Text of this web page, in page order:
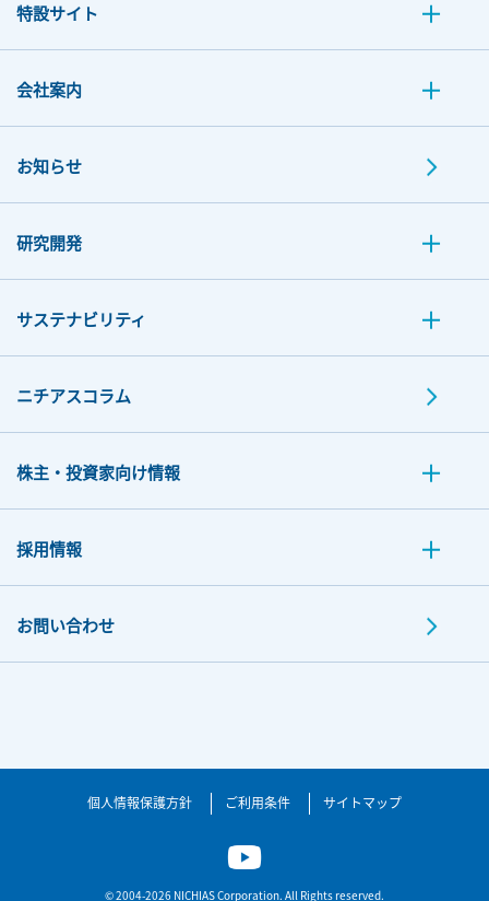
特設サイト
会社案内
お知らせ
研究開発
サステナビリティ
ニチアスコラム
株主・投資家向け情報
採用情報
お問い合わせ
個人情報保護方針 ご利用条件 サイトマップ
© 2004-2026 NICHIAS Corporation. All Rights reserved.